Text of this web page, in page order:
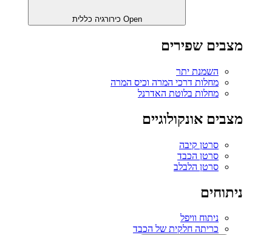
Open כירורגיה כללית
מצבים שפירים
השמנת יתר
מחלות דרכי המרה וכיס המרה
מחלות בלוטת האדרנל
מצבים אונקולוגיים
סרטן קיבה
סרטן הכבד
סרטן הלבלב
ניתוחים
ניתוח וויפל
כריתה חלקית של הכבד